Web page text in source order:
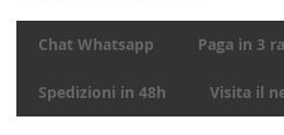
Chat Whatsapp Paga in 3
Spedizioni in 48h Visita il